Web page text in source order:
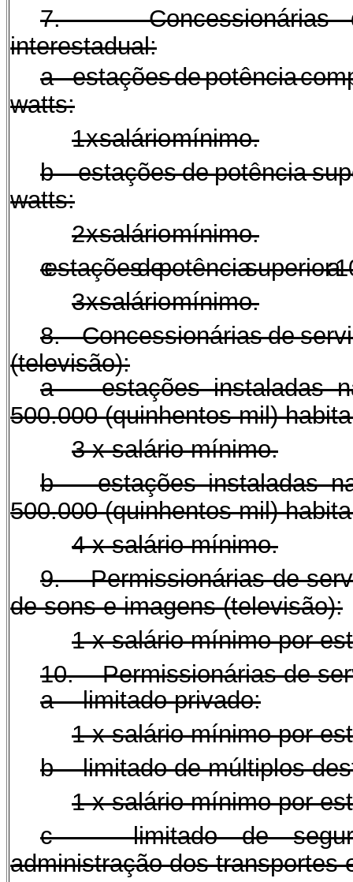
7. Concessionárias
interestadual:
a - estações de potência
watts:
1 x salário mínimo.
b - estações de potência
watts:
2 x salário mínimo.
c - estações de potência superior
3 x salário mínimo.
8. Concessionárias de
(televisão):
a - estações instaladas
500.000 (quinhentos mil)
3 x salário mínimo.
b - estações instaladas
500.000 (quinhentos mil)
4 x salário mínimo.
9. Permissionárias de
de sons e imagens (televisão):
1 x salário mínimo por
10. Permissionárias de
a - limitado privado:
1 x salário mínimo por
b - limitado de múltiplos
1 x salário mínimo por
c - limitado de
administração dos transportes